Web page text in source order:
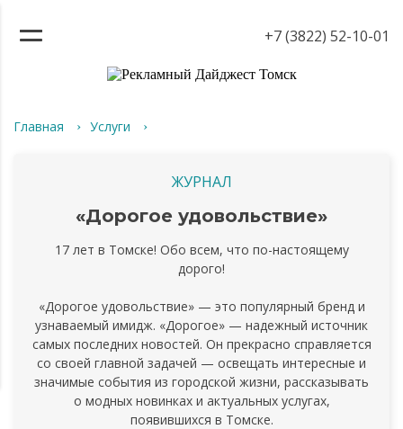
+7 (3822) 52-10-01
Главная Услуги
ЖУРНАЛ
«Дорогое удовольствие»
17 лет в Томске! Обо всем, что по-настоящему
дорого!
«Дорогое удовольствие» — это популярный бренд и
узнаваемый имидж. «Дорогое» — надежный источник
самых последних новостей. Он прекрасно справляется
со своей главной задачей — освещать интересные и
значимые события из городской жизни, рассказывать
о модных новинках и актуальных услугах,
появившихся в Томске.